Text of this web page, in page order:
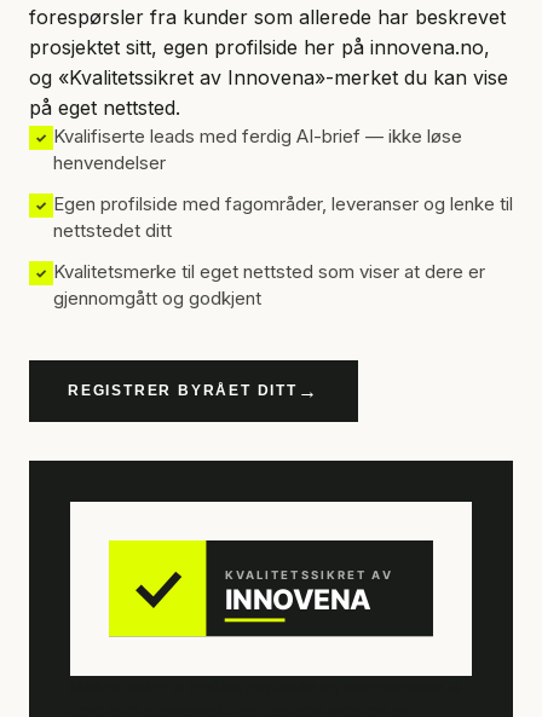
forespørsler fra kunder som allerede har beskrevet
prosjektet sitt, egen profilside her på innovena.no,
og «Kvalitetssikret av Innovena»-merket du kan vise
på eget nettsted.
✓ Kvalifiserte leads med ferdig AI-brief — ikke løse
henvendelser
✓ Egen profilside med fagområder, leveranser og lenke til
nettstedet ditt
✓ Kvalitetsmerke til eget nettsted som viser at dere er
gjennomgått og godkjent
REGISTRER BYRÅET DITT →